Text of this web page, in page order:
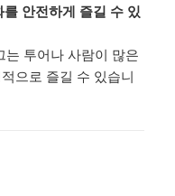
안전하게 즐길 수 있
는 투어나 사람이 많은
으로 즐길 수 있습니